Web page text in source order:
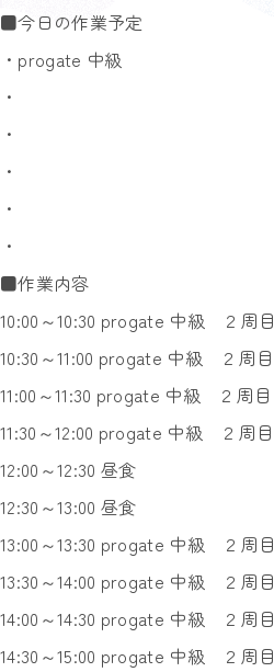
■今日の作業予定
・progate 中級
・
・
・
・
・
■作業内容
10:00～10:30 progate 中級 ２周目
10:30～11:00 progate 中級 ２周目
11:00～11:30 progate 中級 ２周目
11:30～12:00 progate 中級 ２周目
12:00～12:30 昼食
12:30～13:00 昼食
13:00～13:30 progate 中級 ２周目
13:30～14:00 progate 中級 ２周目
14:00～14:30 progate 中級 ２周目
14:30～15:00 progate 中級 ２周目